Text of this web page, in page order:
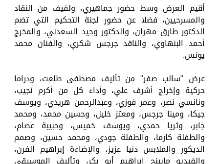
أقيم العرض وسط حضور جماهيري، ولفيف من النقاد
والمسرحيين، فضلا عن حضور لجنة التحكيم التي تضم
الدكتور طارق مهران، والدكتور وحيد السعدني، والمخرج
أحمد البنهاوي، والناقد جرجس شكري، والفنان محمد
يونس.
عرض "سالب صفر" من تأليف مصطفى طلعت، ودراما
حركية وإخراج أشرف علي، وأداء كل من أكرم نجيب،
ونانسي نصر، وعمر فوزي، وعبدالرحمن هريدي، ويوسف
جيكا، ومينا جرجس، ومعتز خليل، وحسين محمد، ومحمد
جابر، وثريا حمدي، ويوسف خميس، وحبيبة عصام،
والطفلة كارما، والطفلة جودي، ومحمد حسين، وصمم
الديكور والملابس دنيا عزيز، والإضاءة إبراهيم الفرن،
والفيديو مابينج إبراهيم أبو بكر، وتأليف الموسيقى